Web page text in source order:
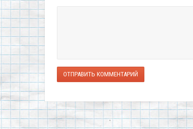
ОТПРАВИТЬ КОММЕНТАРИЙ